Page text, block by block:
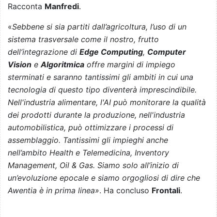
Racconta Manfredi.
«Sebbene si sia partiti dall’agricoltura, l’uso di un
sistema trasversale come il nostro, frutto
dell’integrazione di Edge Computing, Computer
Vision e Algoritmica offre margini di impiego
sterminati e saranno tantissimi gli ambiti in cui una
tecnologia di questo tipo diventerà imprescindibile.
Nell'industria alimentare, l'AI può monitorare la qualità
dei prodotti durante la produzione, nell'industria
automobilistica, può ottimizzare i processi di
assemblaggio. Tantissimi gli impieghi anche
nell’ambito Health e Telemedicina, Inventory
Management, Oil & Gas. Siamo solo all’inizio di
un’evoluzione epocale e siamo orgogliosi di dire che
Awentia è in prima linea». Ha concluso Frontali.